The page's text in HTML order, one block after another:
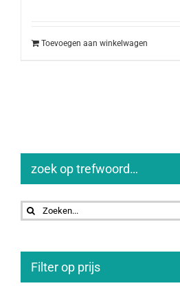
Toevoegen aan winkelwagen
zoek op trefwoord…
Zoeken
naar:
Filter op prijs